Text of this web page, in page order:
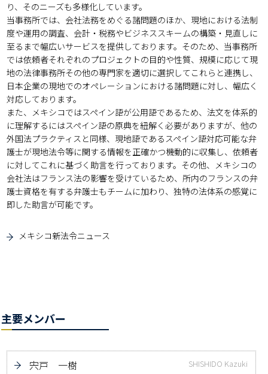
り、そのニーズも多様化しています。
当事務所では、会社法務をめぐる諸問題のほか、現地における法制
度や運用の調査、会計・税務やビジネススキームの構築・見直しに
至るまで幅広いサービスを提供しております。そのため、当事務所
では依頼者それぞれのプロジェクトの目的や性質、規模に応じて現
地の法律事務所その他の専門家を適切に選択してこれらと連携し、
日本企業の現地でのオペレーションにおける諸問題に対し、幅広く
対応しております。
また、メキシコではスペイン語が公用語であるため、法文を体系的
に理解するにはスペイン語の原典を紐解く必要がありますが、他の
外国法プラクティスと同様、現地語であるスペイン語対応可能な弁
護士が現地法令等に関する情報を正確かつ機動的に収集し、依頼者
に対してこれに基づく助言を行っております。その他、メキシコの
会社法はフランス法の影響を受けているため、所内のフランスの弁
護士資格を有する弁護士もチームに加わり、独特の法体系の感覚に
即した助言が可能です。
メキシコ新法令ニュース
主要メンバー
宍戸 一樹 SHISHIDO Kazuki